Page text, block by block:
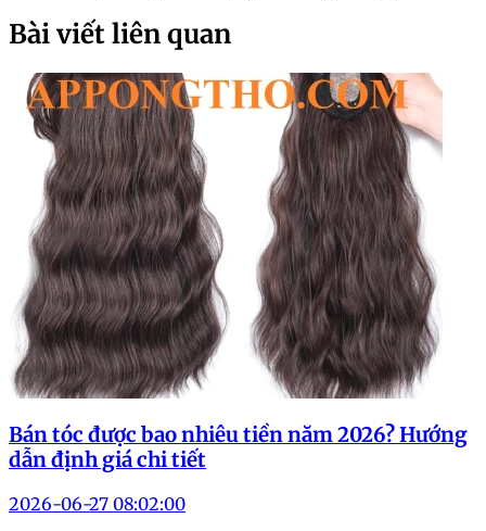
Bài viết liên quan
Bán tóc được bao nhiêu tiền năm 2026? Hướng
dẫn định giá chi tiết
2026-06-27 08:02:00